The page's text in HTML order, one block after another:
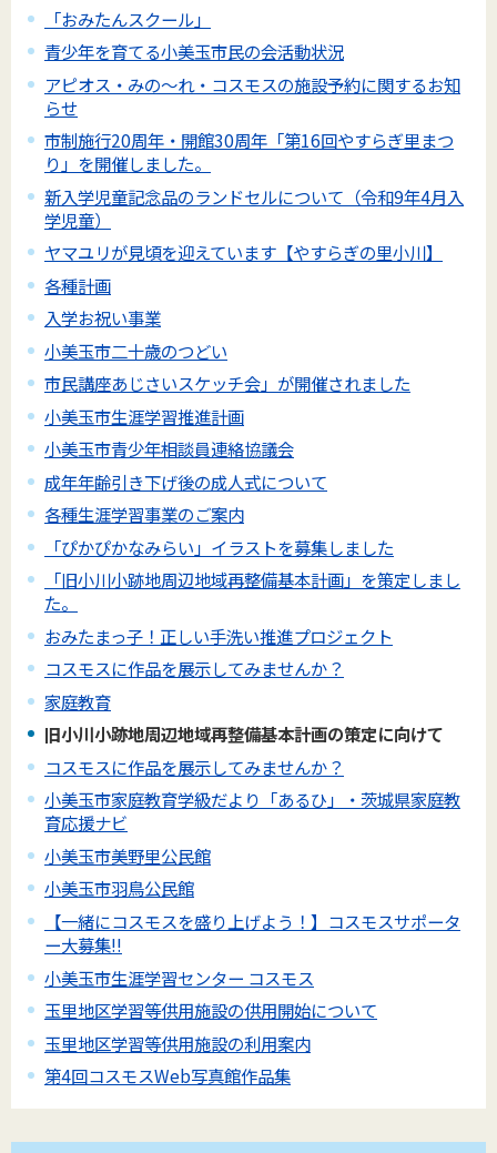
「おみたんスクール」
青少年を育てる小美玉市民の会活動状況
アピオス・みの～れ・コスモスの施設予約に関するお知
らせ
市制施行20周年・開館30周年「第16回やすらぎ里まつ
り」を開催しました。
新入学児童記念品のランドセルについて（令和9年4月入
学児童）
ヤマユリが見頃を迎えています【やすらぎの里小川】
各種計画
入学お祝い事業
小美玉市二十歳のつどい
市民講座あじさいスケッチ会」が開催されました
小美玉市生涯学習推進計画
小美玉市青少年相談員連絡協議会
成年年齢引き下げ後の成人式について
各種生涯学習事業のご案内
「ぴかぴかなみらい」イラストを募集しました
「旧小川小跡地周辺地域再整備基本計画」を策定しまし
た。
おみたまっ子！正しい手洗い推進プロジェクト
コスモスに作品を展示してみませんか？
家庭教育
旧小川小跡地周辺地域再整備基本計画の策定に向けて
コスモスに作品を展示してみませんか？
小美玉市家庭教育学級だより「あるひ」・茨城県家庭教
育応援ナビ
小美玉市美野里公民館
小美玉市羽鳥公民館
【一緒にコスモスを盛り上げよう！】コスモスサポータ
ー大募集!!
小美玉市生涯学習センター コスモス
玉里地区学習等供用施設の供用開始について
玉里地区学習等供用施設の利用案内
第4回コスモスWeb写真館作品集